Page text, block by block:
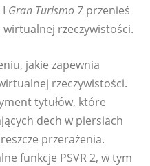
I Gran Turismo 7 przenieś
wirtualnej rzeczywistości.
jakie zapewnia
rzeczywistości.
tytułów, które
dech w piersiach
przerażenia.
funkcje PSVR 2, w tym